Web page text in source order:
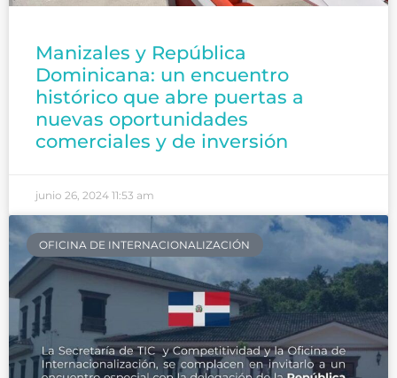
Manizales y República
Dominicana: un encuentro
histórico que abre puertas a
nuevas oportunidades
comerciales y de inversión
junio 26, 2024 11:53 am
OFICINA DE INTERNACIONALIZACIÓN